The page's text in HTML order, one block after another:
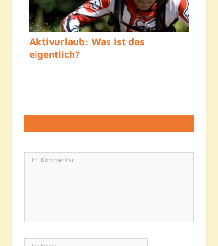
Aktivurlaub: Was ist das
eigentlich?